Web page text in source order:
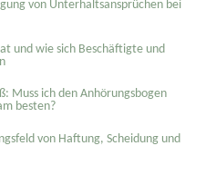
von Unterhaltsansprüchen bei
und wie sich Beschäftigte und
Muss ich den Anhörungsbogen
besten?
von Haftung, Scheidung und